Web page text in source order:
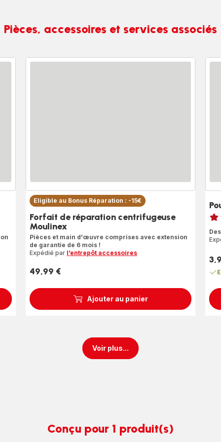
Pièces, accessoires et services associés
Ajouter au panier
Eligible au Bonus Réparation : -15€
Forfait de réparation centrifugeuse
Moulinex
Pièces et main d'œuvre comprises avec extension
de garantie de 6 mois !
Expédié par l’entrepôt accessoires
Prix
49,99 €
Note
5
Prix
Voir plus...
Conçu pour 1 produit(s)